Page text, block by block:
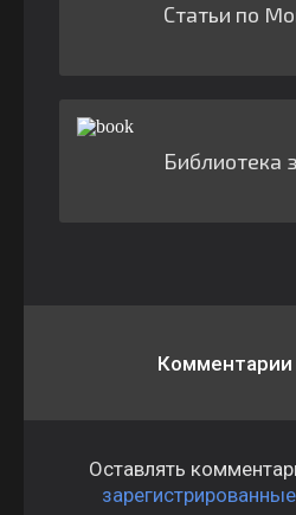
Статьи по
Библиотека
Комментарии
Оставлять
зарегистрированные